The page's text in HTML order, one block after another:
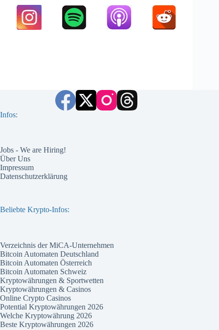
Infos:
Jobs - We are Hiring!
Über Uns
Impressum
Datenschutzerklärung
Beliebte Krypto-Infos:
Verzeichnis der MiCA-Unternehmen
Bitcoin Automaten Deutschland
Bitcoin Automaten Österreich
Bitcoin Automaten Schweiz
Kryptowährungen & Sportwetten
Kryptowährungen & Casinos
Online Crypto Casinos
Potential Kryptowährungen 2026
Welche Kryptowährung 2026
Beste Kryptowährungen 2026